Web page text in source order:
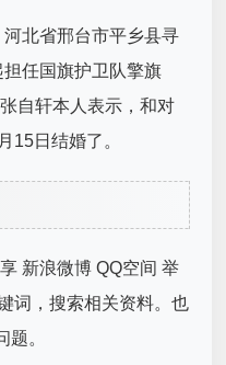
北省邢台市平乡县寻
任国旗护卫队擎旗
自轩本人表示，和对
15日结婚了。
新浪微博 QQ空间 举
词，搜索相关资料。也
题。